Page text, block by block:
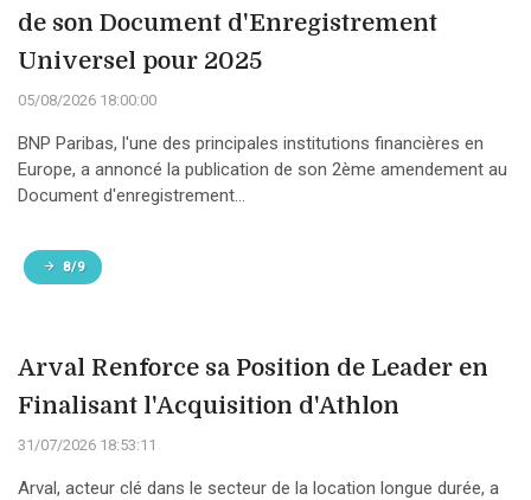
de son Document d'Enregistrement
Universel pour 2025
05/08/2026 18:00:00
BNP Paribas, l'une des principales institutions financières en
Europe, a annoncé la publication de son 2ème amendement au
Document d'enregistrement...
8/9
Arval Renforce sa Position de Leader en
Finalisant l'Acquisition d'Athlon
31/07/2026 18:53:11
Arval, acteur clé dans le secteur de la location longue durée, a